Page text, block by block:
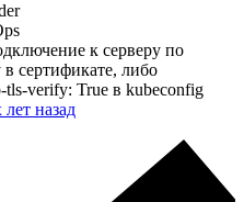
к серверу по
сертификате, либо
tls-verify: True в kubeconfig
лет назад